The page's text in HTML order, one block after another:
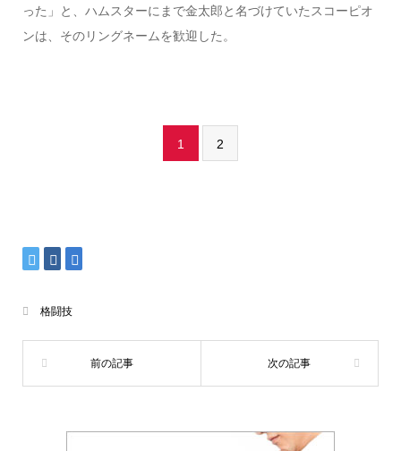
った」と、ハムスターにまで金太郎と名づけていたスコーピオ
ンは、そのリングネームを歓迎した。
1 2
格闘技